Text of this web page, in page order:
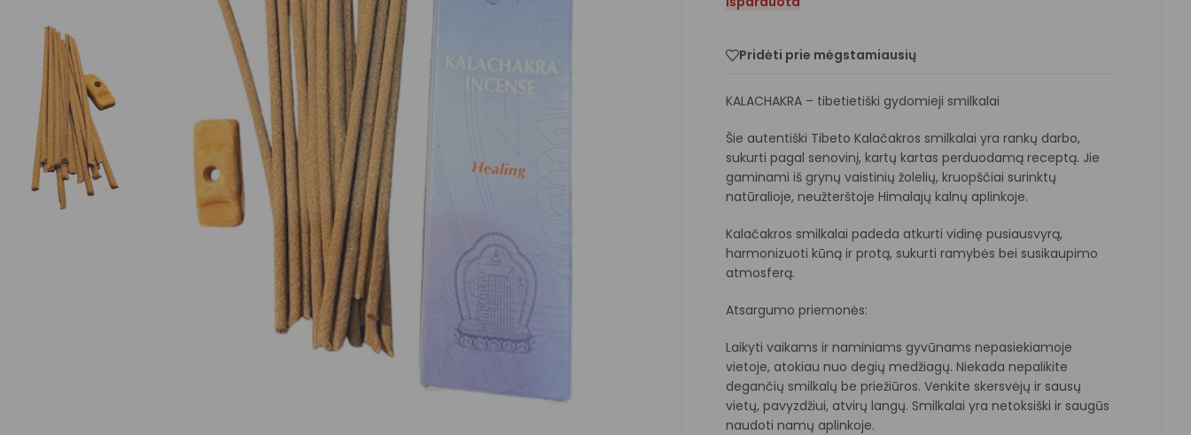
Pridėti prie mėgstamiausių
KALACHAKRA – tibetietiški gydomieji smilkalai
Šie autentiški Tibeto Kalačakros smilkalai yra rankų darbo,
sukurti pagal senovinį, kartų kartas perduodamą receptą. Jie
gaminami iš grynų vaistinių žolelių, kruopščiai surinktų
natūralioje, neužterštoje Himalajų kalnų aplinkoje.
Kalačakros smilkalai padeda atkurti vidinę pusiausvyrą,
harmonizuoti kūną ir protą, sukurti ramybės bei susikaupimo
atmosferą.
Atsargumo priemonės:
Laikyti vaikams ir naminiams gyvūnams nepasiekiamoje
vietoje, atokiau nuo degių medžiagų. Niekada nepalikite
degančių smilkalų be priežiūros. Venkite skersvėjų ir sausų
vietų, pavyzdžiui, atvirų langų. Smilkalai yra netoksiški ir saugūs
naudoti namų aplinkoje.